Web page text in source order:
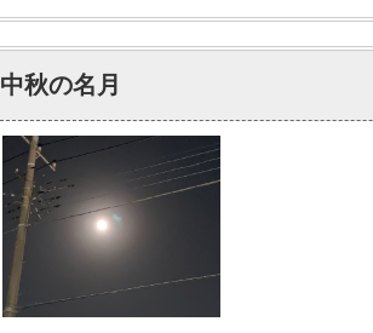
中秋の名月